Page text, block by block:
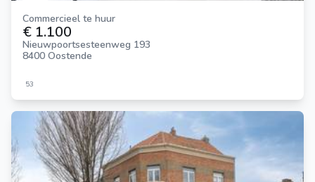
Commercieel te huur
€ 1.100
Nieuwpoortsesteenweg 193
8400 Oostende
53